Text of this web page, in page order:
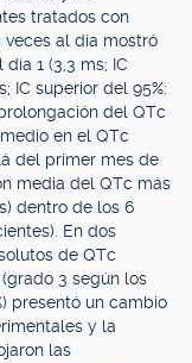
tratados con
al día mostró
1 (3,3 ms; IC
IC superior del 95%:
del QTc
en el QTc
del primer mes de
media del QTc más
dentro de los 6
En dos
de QTc
3 según los
presentó un cambio
y la
las